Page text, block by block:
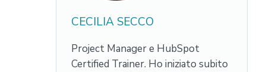
CECILIA SECCO
Project Manager e HubSpot
Certified Trainer. Ho iniziato subito